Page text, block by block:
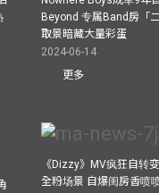
Beyond 专属Band房「
取景暗藏大量彩蛋
2024-06-14
更多
《Dizzy》MV疯狂自转
全粉场景 自爆闺房香喷